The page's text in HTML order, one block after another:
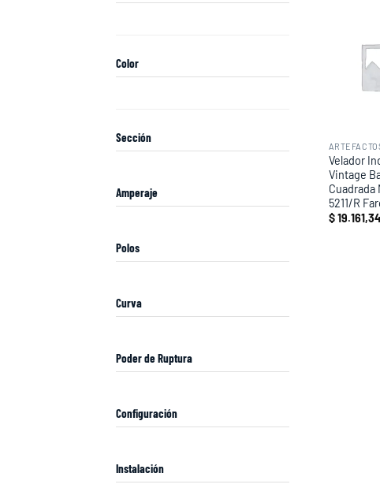
Color
Sección
Amperaje
Polos
Curva
Poder de Ruptura
Configuración
Instalación
Velador
Vintage
Cuadrada
5211/R
$19.161,34